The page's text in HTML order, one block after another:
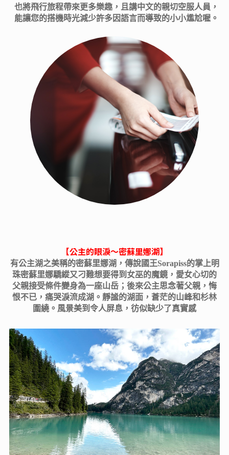
也將飛行旅程帶來更多樂趣，且講中文的親切空服人員，
能讓您的搭機時光減少許多因語言而導致的小小尷尬喔。
【公主的眼淚〜密蘇里娜湖】
有公主湖之美稱的密蘇里娜湖，傳說國王Sorapiss的掌上明
珠密蘇里娜驕縱又刁難想要得到女巫的魔鏡，愛女心切的
父親接受條件變身為一座山岳；後來公主思念著父親，悔
恨不已，痛哭淚流成湖。靜謐的湖面，蒼茫的山峰和杉林
圍繞。風景美到令人屏息，彷似缺少了真實感